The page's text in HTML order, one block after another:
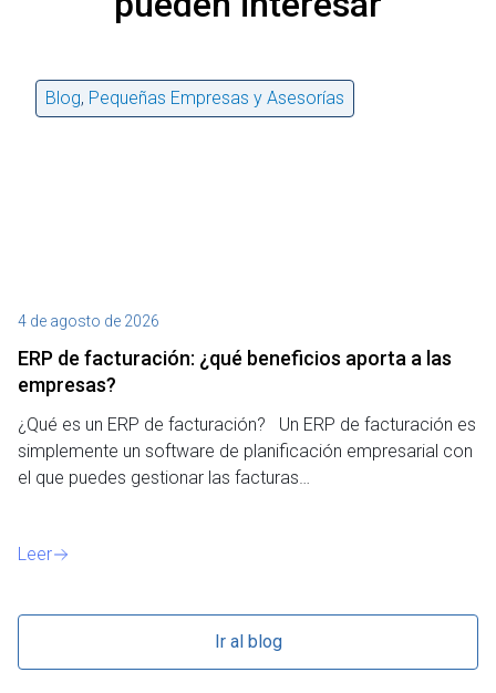
Blog, Pequeñas Empresas y Asesorías
4 de agosto de 2026
ERP de facturación​: ¿qué beneficios aporta a las
empresas?
¿Qué es un ERP de facturación? Un ERP de facturación es
simplemente un software de planificación empresarial con
el que puedes gestionar las facturas…
Leer
Ir al blog